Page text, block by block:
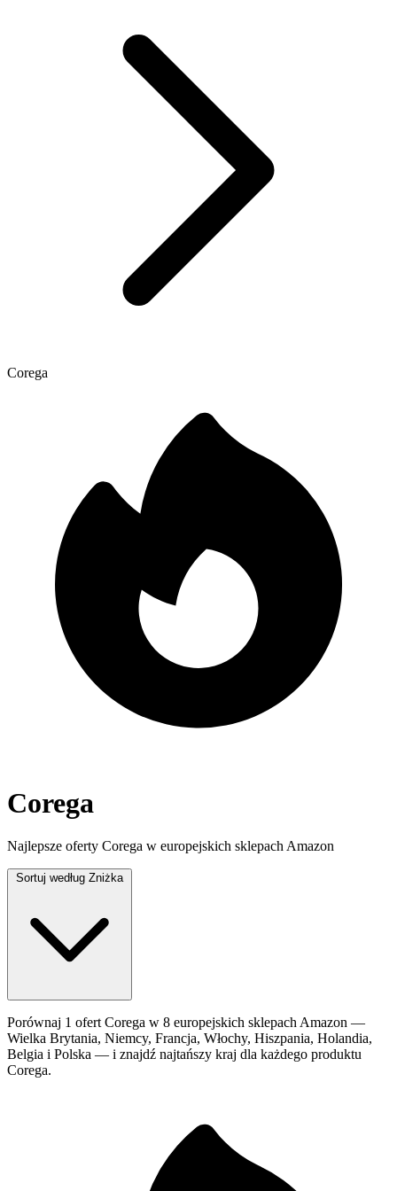
Corega
Corega
Najlepsze oferty Corega w europejskich sklepach Amazon
Sortuj według Zniżka
Porównaj 1 ofert Corega w 8 europejskich sklepach Amazon —
Wielka Brytania, Niemcy, Francja, Włochy, Hiszpania, Holandia,
Belgia i Polska — i znajdź najtańszy kraj dla każdego produktu
Corega.